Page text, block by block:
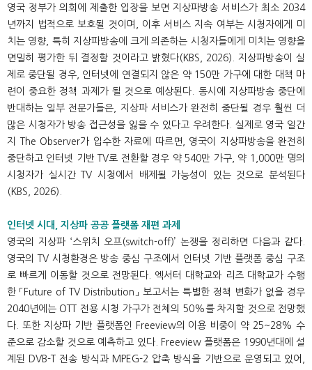
영국 정부가 의회에 제출한 입장을 보면 지상파방송 서비스가 최소 2034
년까지 법적으로 보호될 것이며, 이후 서비스 지속 여부는 시청자에게 미
치는 영향, 특히 지상파방송에 크게 의존하는 시청자들에게 미치는 영향을
면밀히 평가한 뒤 결정할 것이라고 밝혔다(KBS, 2026). 지상파방송이 실
제로 중단될 경우, 인터넷에 연결되지 않은 약 150만 가구에 대한 대책 마
련이 중요한 정책 과제가 될 것으로 예상된다. 동시에 지상파방송 중단에
반대하는 일부 전문가들은, 지상파 서비스가 완전히 중단될 경우 훨씬 더
많은 시청자가 방송 접근성을 잃을 수 있다고 우려한다. 실제로 영국 일간
지 The Observer가 입수한 자료에 따르면, 영국이 지상파방송을 완전히
중단하고 인터넷 기반 TV로 전환할 경우 약 540만 가구, 약 1,000만 명의
시청자가 실시간 TV 시청에서 배제될 가능성이 있는 것으로 분석된다
(KBS, 2026).
인터넷 시대, 지상파 공공 플랫폼 재편 과제
영국의 지상파 ‘스위치 오프(switch-off)’ 논쟁을 정리하면 다음과 같다.
영국의 TV 시청환경은 방송 중심 구조에서 인터넷 기반 플랫폼 중심 구조
로 빠르게 이동할 것으로 전망된다. 엑서터 대학교와 리즈 대학교가 수행
한 「Future of TV Distribution」 보고서는 특별한 정책 변화가 없을 경우
2040년에는 OTT 전용 시청 가구가 전체의 50%를 차지할 것으로 전망했
다. 또한 지상파 기반 플랫폼인 Freeview의 이용 비중이 약 25~28% 수
준으로 감소할 것으로 예측하고 있다. Freeview 플랫폼은 1990년대에 설
계된 DVB-T 전송 방식과 MPEG-2 압축 방식을 기반으로 운영되고 있어,